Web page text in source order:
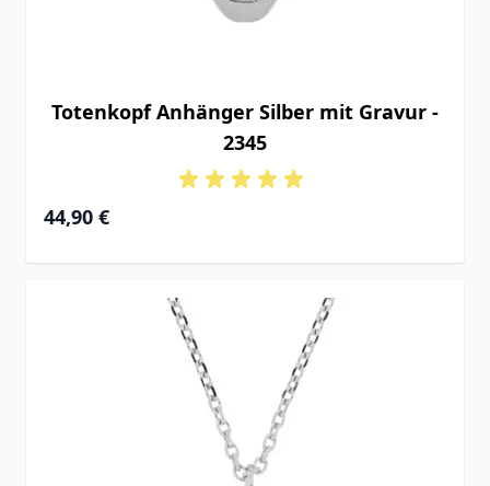
Totenkopf Anhänger Silber mit Gravur -
2345
44,90 €